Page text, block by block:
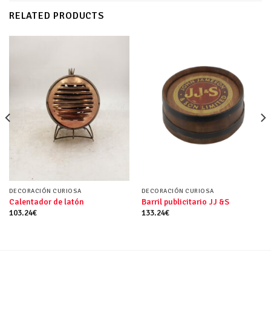
RELATED PRODUCTS
DECORACIÓN CURIOSA
Calentador de latón
103.24€
DECORACIÓN CURIOSA
Barril publicitario JJ &S
133.24€